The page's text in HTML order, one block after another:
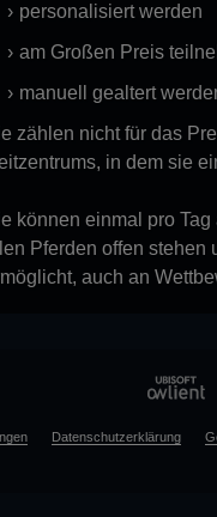
personalisiert werden
am Großen Preis
manuell gealtert
zählen nicht für das
in dem sie
können einmal pro
Pferden offen stehen
auch an
Datenschutzerklärung